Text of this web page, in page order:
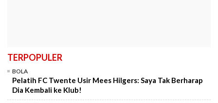
TERPOPULER
BOLA
Pelatih FC Twente Usir Mees Hilgers: Saya Tak Berharap
Dia Kembali ke Klub!